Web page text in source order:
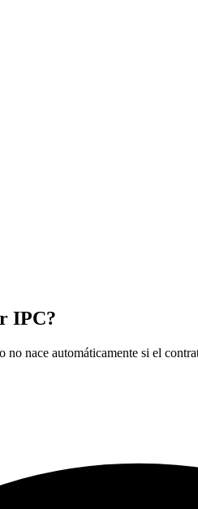
IPC?
nace automáticamente si el